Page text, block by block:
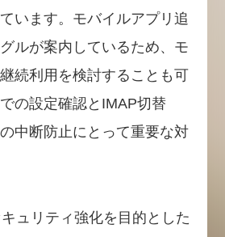
います。モバイルアプリ追
ルが案内しているため、モ
続利用を検討することも可
の設定確認とIMAP切替
中断防止にとって重要な対
ュリティ強化を目的とした